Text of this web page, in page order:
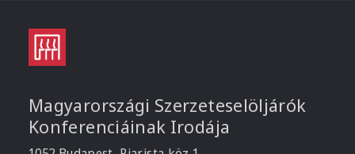
Magyarországi Szerzeteselöljárók
Konferenciáinak Irodája